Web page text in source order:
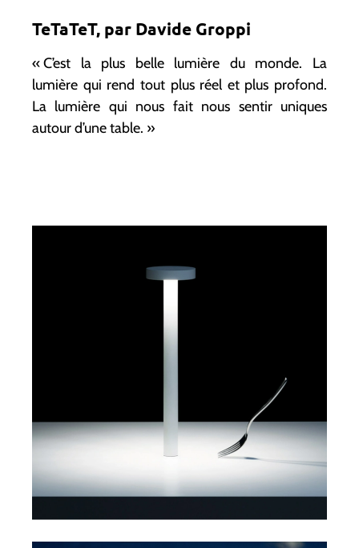
TeTaTeT, par Davide Groppi
« C’est la plus belle lumière du monde. La
lumière qui rend tout plus réel et plus profond.
La lumière qui nous fait nous sentir uniques
autour d’une table. »